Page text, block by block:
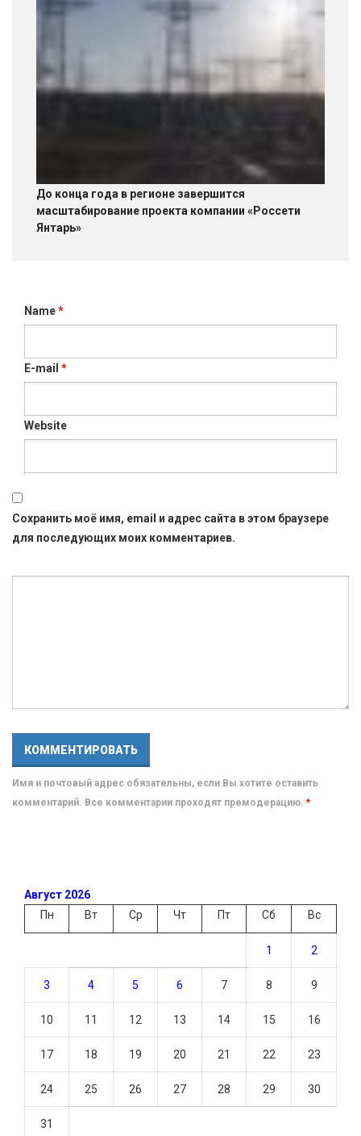
До конца года в регионе завершится
масштабирование проекта компании «Россети
Янтарь»
Name*
E-mail *
Website
Сохранить моё имя, email и адрес сайта в этом браузере
для последующих моих комментариев.
Имя и почтовый адрес обязательны, если Вы хотите оставить
комментарий. Все комментарии проходят премодерацию. *
Август 2026
Пн
Вт Ср Чт Пт Сб Вс
1 2
3 4 5 6 7 8 9
10 11 12 13 14 15 16
17 18 19 20 21 22 23
24 25 26 27 28 29 30
31